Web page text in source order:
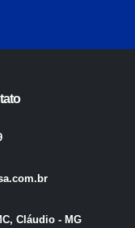
Cláudio - MG